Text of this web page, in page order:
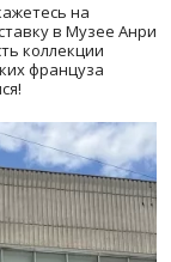
на
в Музее Анри
коллекции
француза